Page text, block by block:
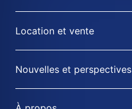
Location et vente
Nouvelles et perspectives